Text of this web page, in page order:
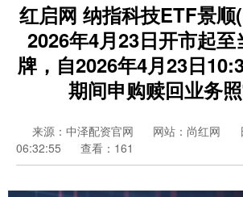
红启网 纳指科技ETF景顺
2026年4月23日开市起
牌，自2026年4月23日
期间申购赎回业务
来源：中泽配资官网 网站：尚红网
06:32:55
查看：161